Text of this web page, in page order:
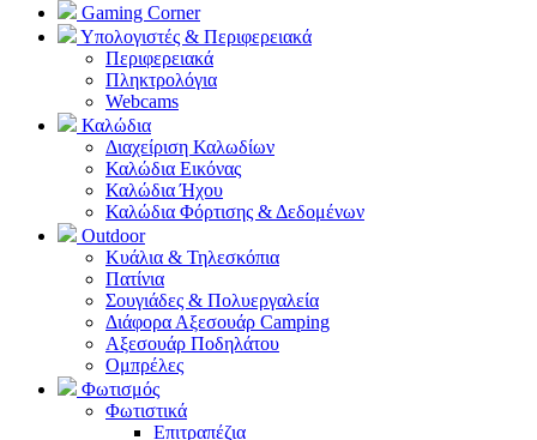
Gaming Corner
Υπολογιστές & Περιφερειακά
Περιφερειακά
Πληκτρολόγια
Webcams
Καλώδια
Διαχείριση Καλωδίων
Καλώδια Εικόνας
Καλώδια Ήχου
Καλώδια Φόρτισης & Δεδομένων
Outdoor
Κυάλια & Τηλεσκόπια
Πατίνια
Σουγιάδες & Πολυεργαλεία
Διάφορα Αξεσουάρ Camping
Αξεσουάρ Ποδηλάτου
Ομπρέλες
Φωτισμός
Φωτιστικά
Επιτραπέζια